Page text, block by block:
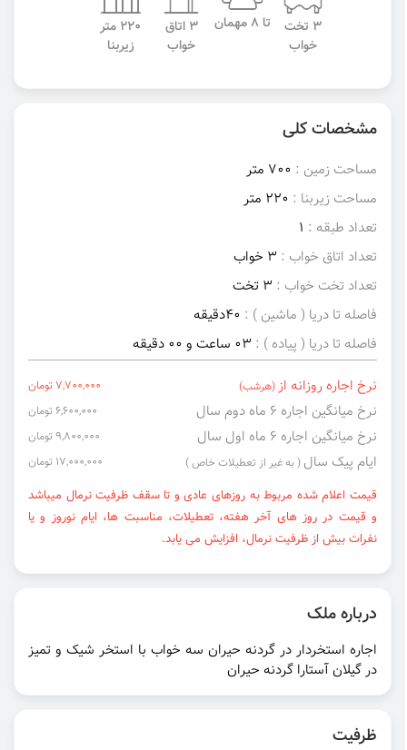
3 تخت
خواب
تا 8 مهمان
3 اتاق
خواب
220 متر
زیربنا
مشخصات کلی
مساحت زمین : 700 متر
مساحت زیربنا : 220 متر
تعداد طبقه : 1
تعداد اتاق خواب : 3 خواب
تعداد تخت خواب : 3 تخت
فاصله تا دریا ( ماشین ) : 40دقیقه
فاصله تا دریا ( پیاده ) : 03 ساعت و 00 دقیقه
نرخ اجاره روزانه از (هرشب) 7,700,000 تومان
نرخ میانگین اجاره ۶ ماه دوم سال 6,600,000 تومان
نرخ میانگین اجاره ۶ ماه اول سال 9,800,000 تومان
ایام پیک سال ( به غیر از تعطیلات خاص ) 17,000,000 تومان
قیمت اعلام شده مربوط به روزهای عادی و تا سقف ظرفیت نرمال میباشد
و قیمت در روز های آخر هفته، تعطیلات، مناسبت ها، ایام نوروز و یا
نفرات بیش از ظرفیت نرمال، افزایش می یابد.
درباره ملک
اجاره استخردار در گردنه حیران سه خواب با استخر شیک و تمیز
در گیلان آستارا گردنه حیران
ظرفیت